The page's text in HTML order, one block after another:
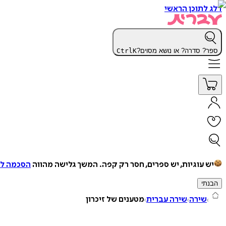
דלג לתוכן הראשי
ספר? סדרה? או נושא מסוים? CtrlK
יש עוגיות, יש ספרים, חסר רק קפה. המשך גלישה מהווה הסכמה
הבנתי
שירה שירה עברית מטענים של זיכרון